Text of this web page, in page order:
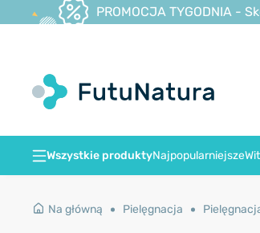
PROMOCJA TYGODNIA -
Wszystkie produktyNajpopularniejsze
Na główną Pielęgnacja